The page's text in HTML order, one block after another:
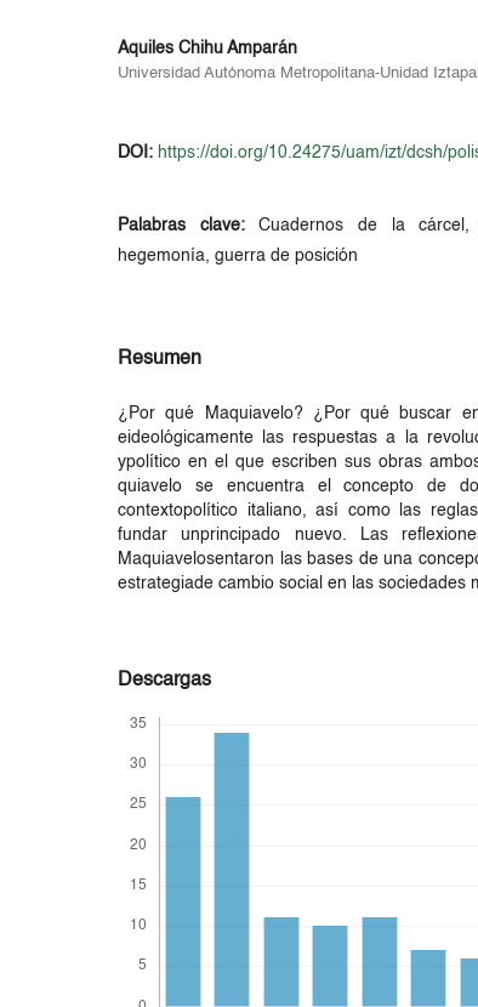
Aquiles Chihu Amparán
Universidad Autónoma Metropolitana-Unidad
DOI: https://doi.org/10.24275/uam/izt/dcsh/
Palabras clave:Cuadernos de la cárcel,
hegemonía, guerra de posición
Resumen
¿Por qué Maquiavelo? ¿Por qué buscar
eideológicamente las respuestas a la
ypolítico en el que escriben sus obras
quiavelo se encuentra el concepto de
contextopolítico italiano, así como las
fundar unprincipado nuevo. Las
Maquiavelosentaron las bases de una
estrategiade cambio social en las sociedades
Descargas